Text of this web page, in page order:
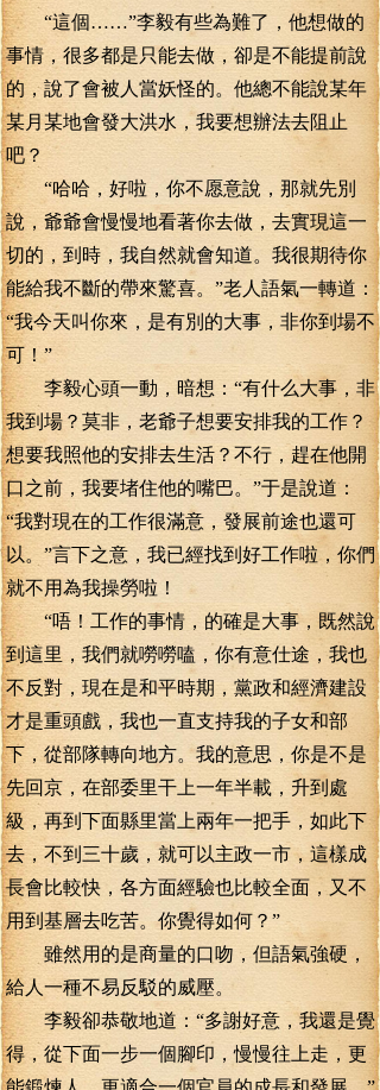
“這個……”李毅有些為難了，他想做的
事情，很多都是只能去做，卻是不能提前說
的，說了會被人當妖怪的。他總不能說某年
某月某地會發大洪水，我要想辦法去阻止
吧？
“哈哈，好啦，你不愿意說，那就先別
說，爺爺會慢慢地看著你去做，去實現這一
切的，到時，我自然就會知道。我很期待你
能給我不斷的帶來驚喜。”老人語氣一轉道：
“我今天叫你來，是有別的大事，非你到場不
可！”
李毅心頭一動，暗想：“有什么大事，非
我到場？莫非，老爺子想要安排我的工作？
想要我照他的安排去生活？不行，趕在他開
口之前，我要堵住他的嘴巴。”于是說道：
“我對現在的工作很滿意，發展前途也還可
以。”言下之意，我已經找到好工作啦，你們
就不用為我操勞啦！
“唔！工作的事情，的確是大事，既然說
到這里，我們就嘮嘮嗑，你有意仕途，我也
不反對，現在是和平時期，黨政和經濟建設
才是重頭戲，我也一直支持我的子女和部
下，從部隊轉向地方。我的意思，你是不是
先回京，在部委里干上一年半載，升到處
級，再到下面縣里當上兩年一把手，如此下
去，不到三十歲，就可以主政一市，這樣成
長會比較快，各方面經驗也比較全面，又不
用到基層去吃苦。你覺得如何？”
雖然用的是商量的口吻，但語氣強硬，
給人一種不易反駁的威壓。
李毅卻恭敬地道：“多謝好意，我還是覺
得，從下面一步一個腳印，慢慢往上走，更